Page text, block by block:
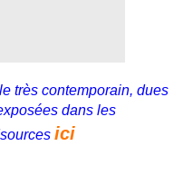
très contemporain, dues
dans les
ici